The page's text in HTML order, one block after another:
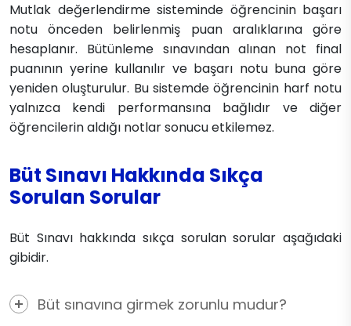
Mutlak değerlendirme sisteminde öğrencinin başarı
notu önceden belirlenmiş puan aralıklarına göre
hesaplanır. Bütünleme sınavından alınan not final
puanının yerine kullanılır ve başarı notu buna göre
yeniden oluşturulur. Bu sistemde öğrencinin harf notu
yalnızca kendi performansına bağlıdır ve diğer
öğrencilerin aldığı notlar sonucu etkilemez.
Büt Sınavı Hakkında Sıkça
Sorulan Sorular
Büt Sınavı hakkında sıkça sorulan sorular aşağıdaki
gibidir.
Büt sınavına girmek zorunlu mudur?